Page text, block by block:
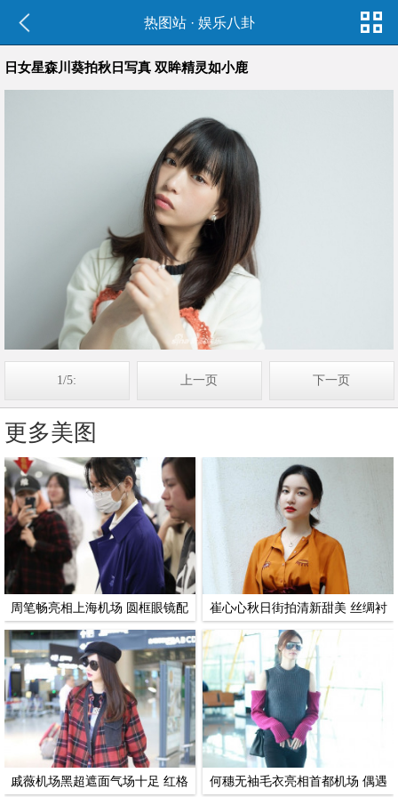
热图站· 娱乐八卦
日女星森川葵拍秋日写真 双眸精灵如小鹿
1/5: 上一页 下一页
更多美图
周笔畅亮相上海机场 圆框眼镜配
圆形耳环休闲十足
崔心心秋日街拍清新甜美 丝绸衬
衣搭阔腿裤尽显优雅气质
戚薇机场黑超遮面气场十足 红格 何穗无袖毛衣亮相首都机场 偶遇